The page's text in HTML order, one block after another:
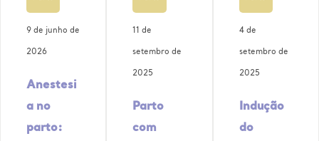
9 de junho de
2026
Anestesi
a no
parto:
11 de
setembro de
2025
Parto
com
4 de
setembro de
2025
Indução
do